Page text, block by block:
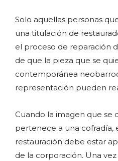
Solo aquellas personas
una titulación de
el proceso de reparación
de que la pieza que se
contemporánea
representación pueden
Cuando la imagen que se
pertenece a una cofradía,
restauración debe estar
de la corporación. Una